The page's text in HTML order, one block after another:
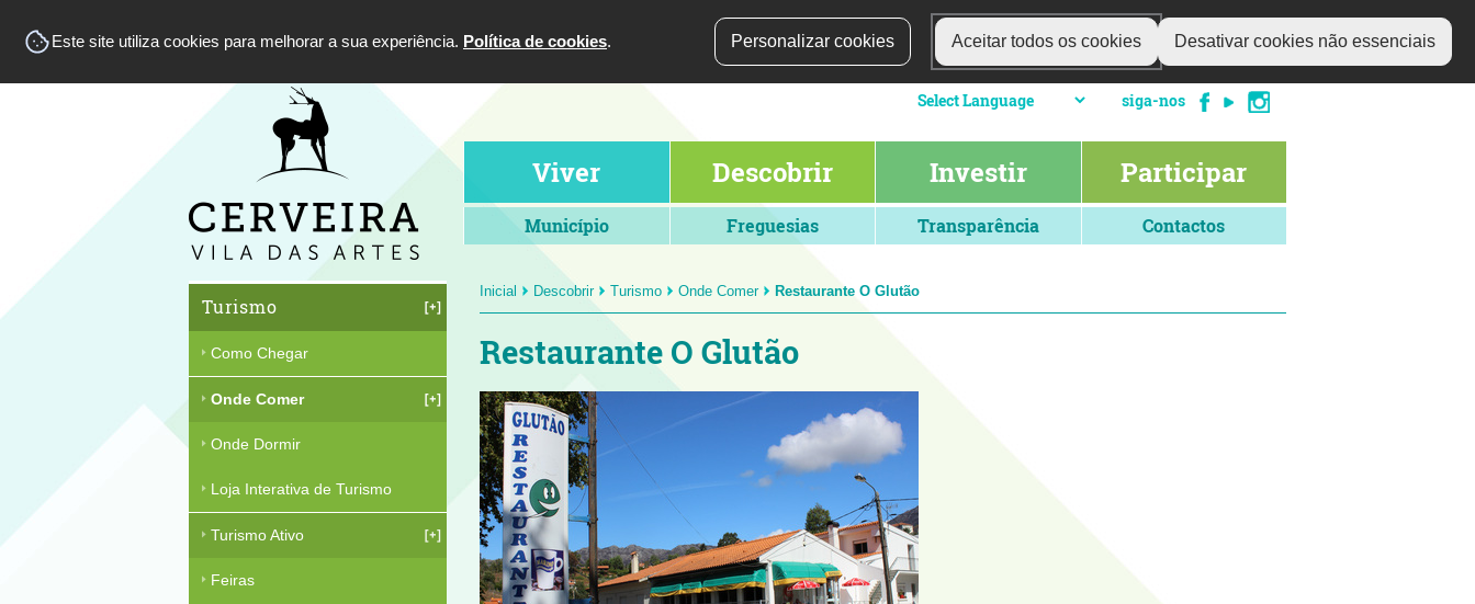
Este site utiliza cookies para melhorar a sua experiência. Política de cookies. Personalizar cookies Aceitar todos os cookies Desativar cookies não essenciais
siga-nos
Viver Descobrir Investir Participar
Município Freguesias Transparência Contactos
Turismo
Como Chegar
Onde Comer
Onde Dormir
Loja Interativa de Turismo
Turismo Ativo
Feiras
Inicial Descobrir Turismo Onde Comer Restaurante O Glutão
Restaurante O Glutão